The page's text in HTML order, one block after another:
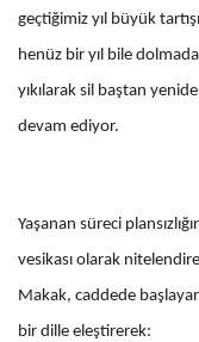
geçtiğimiz yıl büyük
henüz bir yıl bile
yıkılarak sil baştan
devam ediyor.
Yaşanan süreci
vesikası olarak
Makak, caddede başlayan
bir dille eleştirerek: